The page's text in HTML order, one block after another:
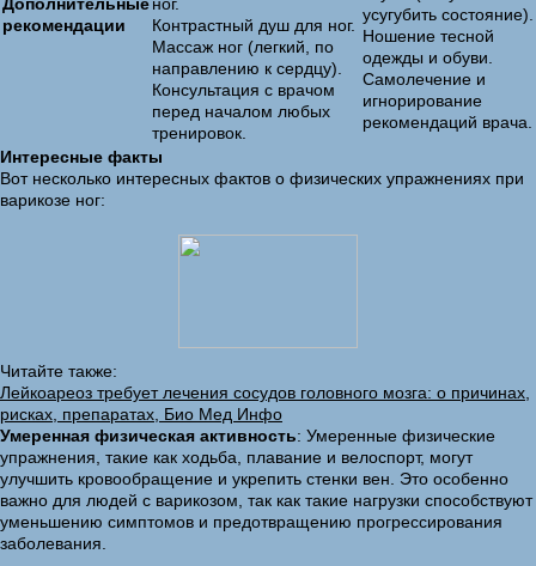
рекомендации
Контрастный душ для ног.
Массаж ног (легкий, по
направлению к сердцу).
Консультация с врачом
перед началом любых
тренировок.
усугубить состояние).
Ношение тесной
одежды и обуви.
Самолечение и
игнорирование
рекомендаций врача.
Интересные факты
Вот несколько интересных фактов о физических упражнениях при
варикозе ног:
Читайте также:
Лейкоареоз требует лечения сосудов головного мозга: о причинах,
рисках, препаратах, Био Мед Инфо
Умеренная физическая активность: Умеренные физические
упражнения, такие как ходьба, плавание и велоспорт, могут
улучшить кровообращение и укрепить стенки вен. Это особенно
важно для людей с варикозом, так как такие нагрузки способствуют
уменьшению симптомов и предотвращению прогрессирования
заболевания.